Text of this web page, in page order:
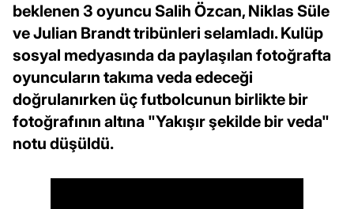
beklenen 3 oyuncu Salih Özcan, Niklas Süle
ve Julian Brandt tribünleri selamladı. Kulüp
sosyal medyasında da paylaşılan fotoğrafta
oyuncuların takıma veda edeceği
doğrulanırken üç futbolcunun birlikte bir
fotoğrafının altına "Yakışır şekilde bir veda"
notu düşüldü.